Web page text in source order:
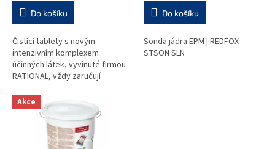
Do košíku
Čistící tablety s novým
intenzivním komplexem
účinných látek, vyvinuté firmou
RATIONAL, vždy zaručují
maximální čistící účinek. Jsou
vysoce koncentrované a díky
tomu i mimořádně...
Do košíku
Sonda jádra EPM | REDFOX -
STSON SLN
Akce